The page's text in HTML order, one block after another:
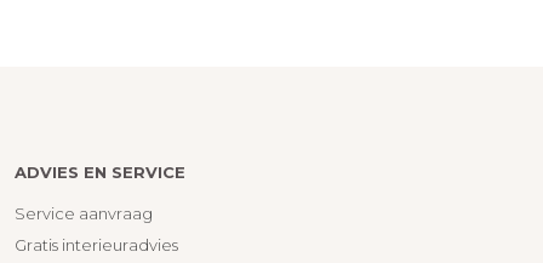
ADVIES EN SERVICE
Service aanvraag
Gratis interieuradvies